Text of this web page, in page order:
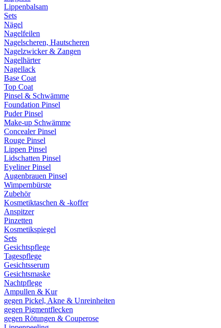
Lippenbalsam
Sets
Nägel
Nagelfeilen
Nagelscheren, Hautscheren
Nagelzwicker & Zangen
Nagelhärter
Nagellack
Base Coat
Top Coat
Pinsel & Schwämme
Foundation Pinsel
Puder Pinsel
Make-up Schwämme
Concealer Pinsel
Rouge Pinsel
Lippen Pinsel
Lidschatten Pinsel
Eyeliner Pinsel
Augenbrauen Pinsel
Wimpernbürste
Zubehör
Kosmetiktaschen & -koffer
Anspitzer
Pinzetten
Kosmetikspiegel
Sets
Gesichtspflege
Tagespflege
Gesichtsserum
Gesichtsmaske
Nachtpflege
Ampullen & Kur
gegen Pickel, Akne & Unreinheiten
gegen Pigmentflecken
gegen Rötungen & Couperose